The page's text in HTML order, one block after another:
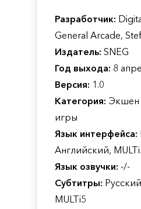
Разработчик:
General Arcade,
Издатель: SNEG
Год выхода: 8
Версия: 1.0
Категория: Экшен
игры
Язык интерфейса:
Английский,
Язык озвучки: -/-
Субтитры:
MULTi5